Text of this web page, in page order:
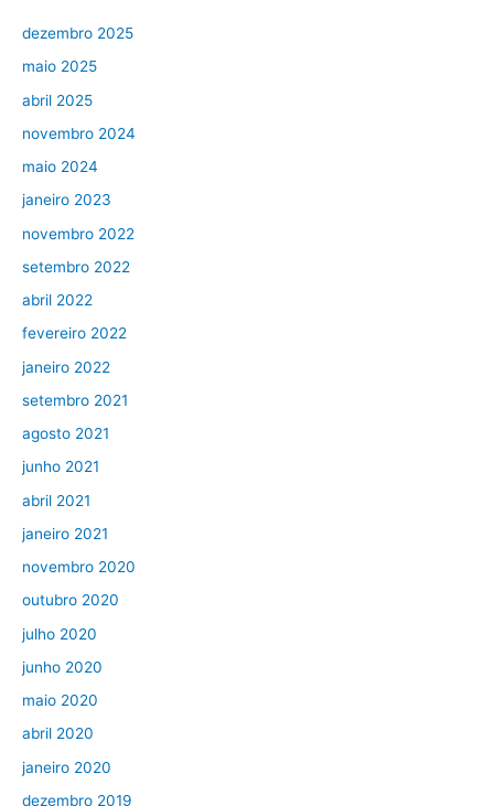
dezembro 2025
maio 2025
abril 2025
novembro 2024
maio 2024
janeiro 2023
novembro 2022
setembro 2022
abril 2022
fevereiro 2022
janeiro 2022
setembro 2021
agosto 2021
junho 2021
abril 2021
janeiro 2021
novembro 2020
outubro 2020
julho 2020
junho 2020
maio 2020
abril 2020
janeiro 2020
dezembro 2019